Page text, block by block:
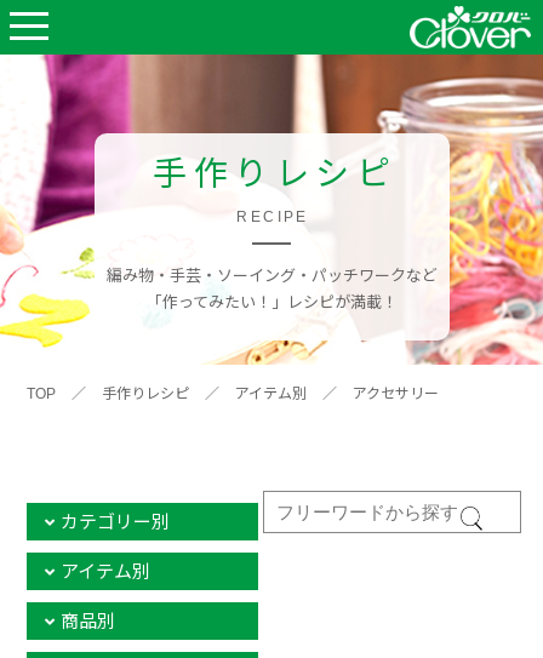
手作りレシピ
RECIPE
編み物・手芸・ソーイング・パッチワークなど
「作ってみたい！」レシピが満載！
TOP ／ 手作りレシピ ／ アイテム別 ／ アクセサリー
カテゴリー別
アイテム別
商品別